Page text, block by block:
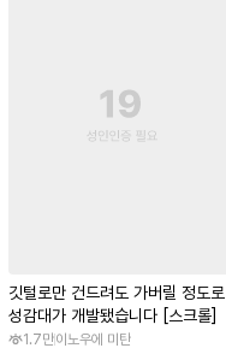
깃털로만 건드려도 가버릴 정도로
성감대가 개발됐습니다 [스크롤]
1.7만이노우에 미탄